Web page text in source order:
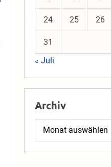
24 25 26
31
« Juli
Archiv
Archiv